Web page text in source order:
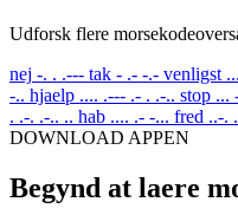
Udforsk flere
nej -. . .--- tak - .- -.- venligst
-.. hjaelp .... .--- .- . .-.. stop ...
. .-. .-.. .. hab .... .- -... fred ..-.
DOWNLOAD APPEN
Begynd at laere